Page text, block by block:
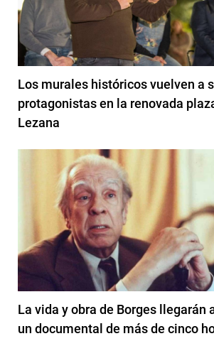
Los murales históricos vuelven a
protagonistas en la renovada
Lezana
La vida y obra de Borges llegarán
un documental de más de cinco